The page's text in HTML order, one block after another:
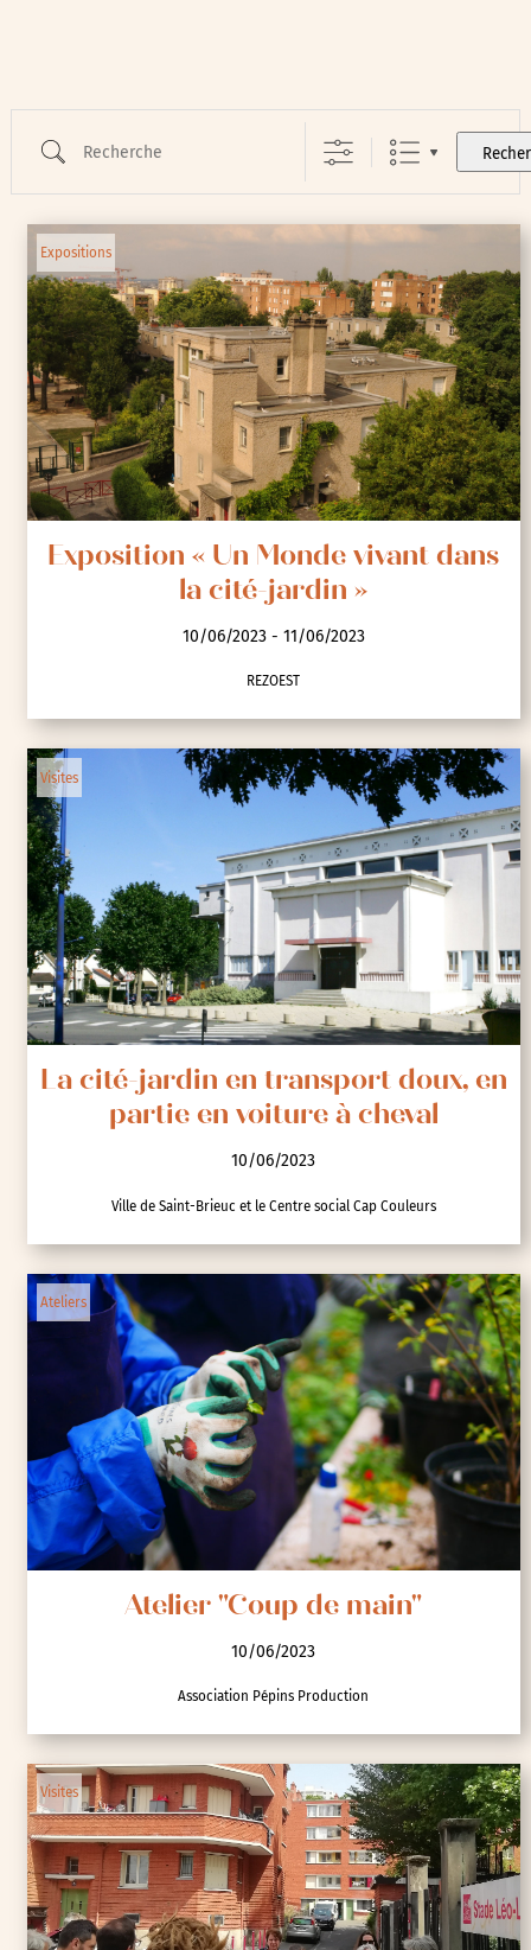
Expositions
Exposition « Un Monde vivant dans
la cité-jardin »
10/06/2023 - 11/06/2023
REZOEST
Visites
La cité-jardin en transport doux, en
partie en voiture à cheval
10/06/2023
Ville de Saint-Brieuc et le Centre social Cap Couleurs
Ateliers
Atelier "Coup de main"
10/06/2023
Association Pépins Production
Visites